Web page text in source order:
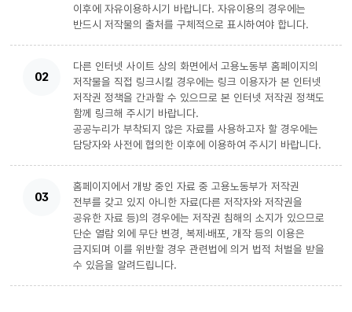
이후에 자유이용하시기 바랍니다. 자유이용의 경우에는
반드시 저작물의 출처를 구체적으로 표시하여야 합니다.
02
다른 인터넷 사이트 상의 화면에서 고용노동부 홈페이지의
저작물을 직접 링크시킬 경우에는 링크 이용자가 본 인터넷
저작권 정책을 간과할 수 있으므로 본 인터넷 저작권 정책도
함께 링크해 주시기 바랍니다.
공공누리가 부착되지 않은 자료를 사용하고자 할 경우에는
담당자와 사전에 협의한 이후에 이용하여 주시기 바랍니다.
03
홈페이지에서 개방 중인 자료 중 고용노동부가 저작권
전부를 갖고 있지 아니한 자료(다른 저작자와 저작권을
공유한 자료 등)의 경우에는 저작권 침해의 소지가 있으므로
단순 열람 외에 무단 변경, 복제·배포, 개작 등의 이용은
금지되며 이를 위반할 경우 관련법에 의거 법적 처벌을 받을
수 있음을 알려드립니다.